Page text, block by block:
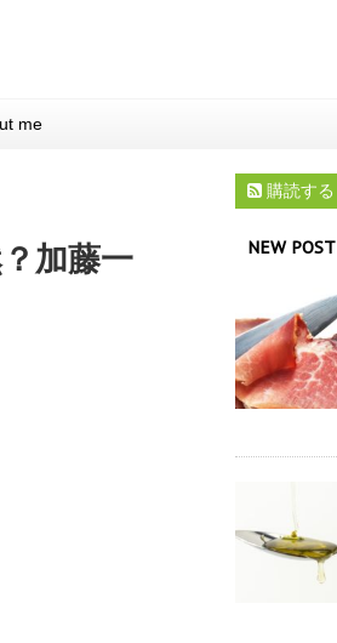
me
加藤一
購読する
NEW POST